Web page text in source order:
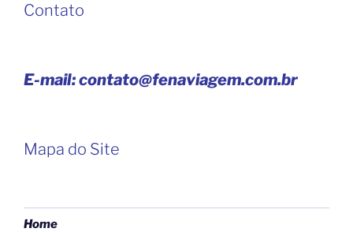
Contato
E-mail: contato@fenaviagem.com.br
Mapa do Site
Home